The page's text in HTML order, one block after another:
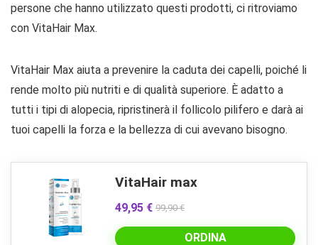
persone che hanno utilizzato questi prodotti, ci ritroviamo
con VitaHair Max.
VitaHair Max aiuta a prevenire la caduta dei capelli, poiché li
rende molto più nutriti e di qualità superiore. È adatto a
tutti i tipi di alopecia, ripristinerà il follicolo pilifero e darà ai
tuoi capelli la forza e la bellezza di cui avevano bisogno.
VitaHair max
49,95 € 99,90 €
ORDINA